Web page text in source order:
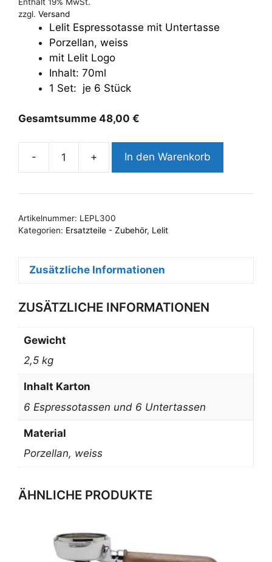
zzgl. Versand
Lelit Espressotasse mit Untertasse
Porzellan, weiss
mit Lelit Logo
Inhalt: 70ml
1 Set: je 6 Stück
Gesamtsumme 48,00 €
-
Lelit
mit
|
6
|
PL300
Menge
+ In den Warenkorb
Artikelnummer: LEPL300
Kategorien: Ersatzteile - Zubehör, Lelit
Zusätzliche Informationen
ZUSÄTZLICHE INFORMATIONEN
Gewicht
2,5 kg
Inhalt Karton
6 Espressotassen und 6 Untertassen
Material
Porzellan, weiss
ÄHNLICHE PRODUKTE